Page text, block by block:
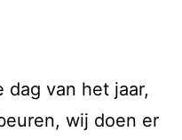
dag van het jaar,
wij doen er